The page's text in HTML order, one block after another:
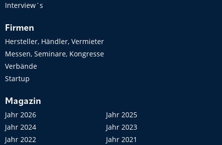
Interview´s
Firmen
Hersteller, Händler, Vermieter
Messen, Seminare, Kongresse
Verbände
Startup
Magazin
Jahr 2026
Jahr 2025
Jahr 2024
Jahr 2023
Jahr 2022
Jahr 2021